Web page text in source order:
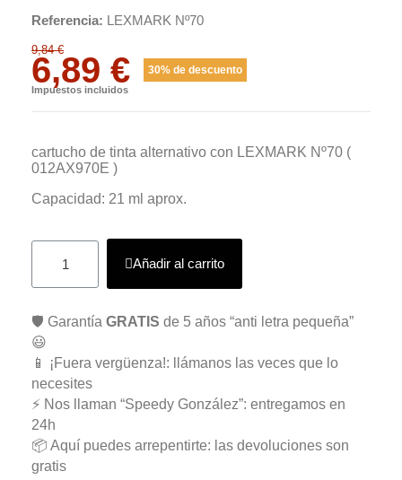
Referencia LEXMARK Nº70
9,84 €
6,89 € 30% de descuento
Impuestos incluidos
cartucho de tinta alternativo con LEXMARK Nº70 (
012AX970E )
Capacidad: 21 ml aprox.
Añadir al carrito
🛡️ Garantía GRATIS de 5 años “anti letra pequeña”
😃
📱 ¡Fuera vergüenza!: llámanos las veces que lo
necesites
⚡ Nos llaman “Speedy González”: entregamos en
24h
📦 Aquí puedes arrepentirte: las devoluciones son
gratis